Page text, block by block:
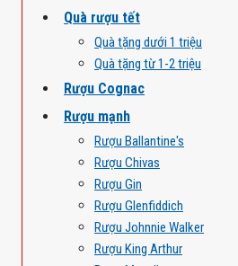
Quà rượu tết
Quà tặng dưới 1 triệu
Quà tặng từ 1-2 triệu
Rượu Cognac
Rượu mạnh
Rượu Ballantine's
Rượu Chivas
Rượu Gin
Rượu Glenfiddich
Rượu Johnnie Walker
Rượu King Arthur